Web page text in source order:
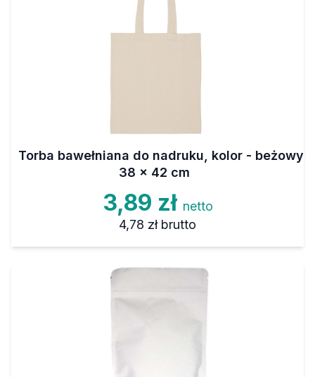
Torba bawełniana do nadruku, kolor - beżowy
38 x 42 cm
3,89 zł netto
4,78 zł brutto